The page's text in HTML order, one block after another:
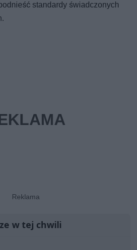
standardy świadczonych
w tej chwili